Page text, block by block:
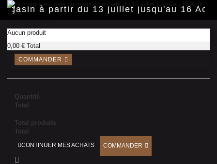
à partir du 13 juillet jusqu'au 16
Aucun produit
0,00 € Total
COMMANDER
Quantité
Total
Total produits
Total
CONTINUER MES ACHATS COMMANDER
Panneau de gestion des cookies